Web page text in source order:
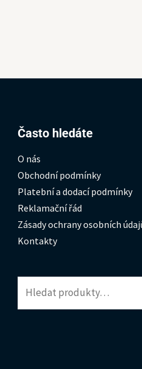
Často hledáte
O nás
Obchodní podmínky
Platební a dodací podmínky
Reklamační řád
Zásady ochrany osobních
Kontakty
Hledat: